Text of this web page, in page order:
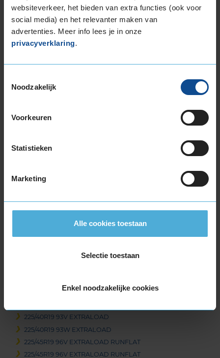
websiteverkeer, het bieden van extra functies (ook voor
social media) en het relevanter maken van
advertenties. Meer info lees je in onze
privacyverklaring.
Noodzakelijk
Voorkeuren
Statistieken
Marketing
Alle cookies toestaan
Selectie toestaan
Enkel noodzakelijke cookies
18-inch banden
205/45R18 90H EXTRALOAD
205/60R18 99H EXTRALOAD
225/40R18 92V EXTRALOAD RUNFLAT
225/45R18 95H EXTRALOAD RUNFLAT
225/50R18 99V EXTRALOAD
225/55R18 102H EXTRALOAD
235/45R18 94V
235/45R18 98V EXTRALOAD
255/40R18 99V EXTRALOAD RUNFLAT
19-inch banden
225/40R19 93V EXTRALOAD
225/40R19 93W EXTRALOAD
225/45R19 96V EXTRALOAD RUNFLAT
225/45R19 96V EXTRALOAD RUNFLAT